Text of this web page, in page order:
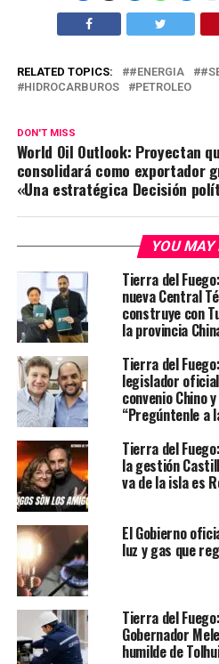
RELATED TOPICS: #ENERGIA
HIDROCARBUROS
PETROLEO
DON'T MISS
World Oil Outlook: Proyectan
consolidará como exportador
«Una estratégica Decisión
YOU MAY
Tierra del
nueva Central
construye con
la provincia
Tierra del
legislador
convenio Chino
“Pregúntenle a
Tierra del
la gestión
va de la isla es
El Gobierno
luz y gas que
Tierra del
Gobernador
humilde de